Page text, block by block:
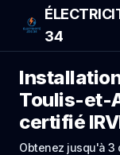
34
Toulis-et-
certifié
Obtenez jusqu'à 3